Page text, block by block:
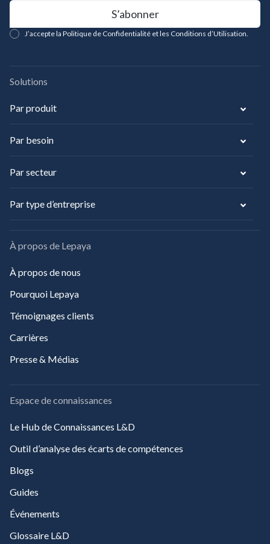
J’accepte la Politique de Confidentialité et les Conditions d’Utilisation.
Solutions
Par produit
Par besoin
Par secteur
Par type d’entreprise
À propos de Lepaya
À propos de nous
Pourquoi Lepaya
Témoignages clients
Carrières
Presse & Médias
Espace de connaissances
Le Hub de Connaissances L&D
Outil d’analyse des écarts de compétences
Blogs
Guides
Événements
Glossaire L&D